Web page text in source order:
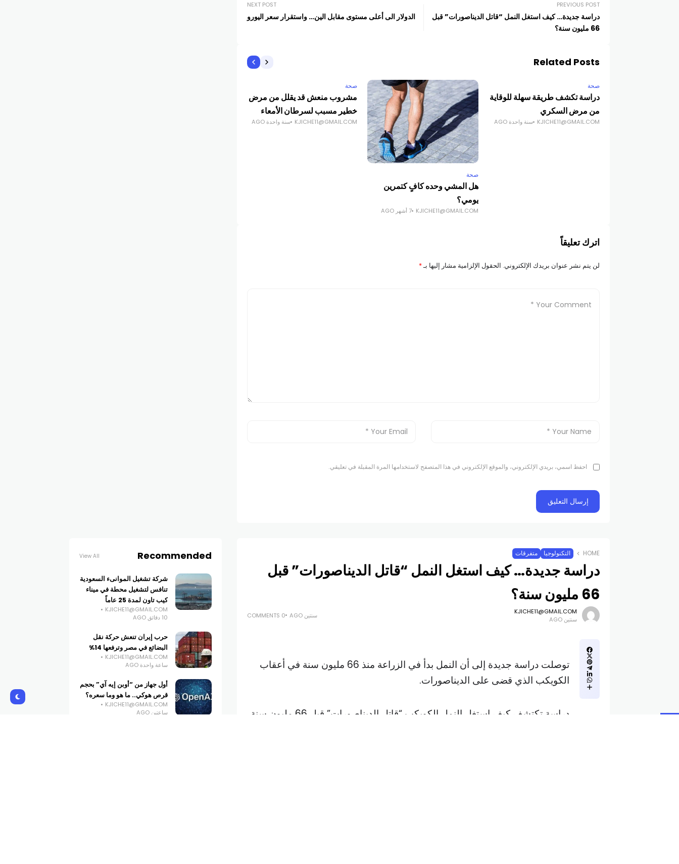
PREVIOUS POST
دراسة جديدة… كيف استغل النمل “قاتل الديناصورات” قبل
66 مليون سنة؟
NEXT POST
الدولار الى أعلى مستوى مقابل الين… واستقرار سعر اليورو
Related Posts
صحة
دراسة تكشف طريقة سهلة للوقاية
من مرض السكري
KJICHE11@GMAIL.COM سنة واحدة AGO
صحة
هل المشي وحده كافٍ كتمرين
يومي؟
KJICHE11@GMAIL.COM 7 أشهر AGO
صحة
مشروب منعش قد يقلل من مرض
خطير مسبب لسرطان الأمعاء
KJICHE11@GMAIL.COM سنة واحدة AGO
اترك تعليقاً
لن يتم نشر عنوان بريدك الإلكتروني. الحقول الإلزامية مشار إليها بـ*
احفظ اسمي، بريدي الإلكتروني، والموقع الإلكتروني في هذا المتصفح لاستخدامها المرة المقبلة في تعليقي.
HOME التكنولوجيا متفرقات
دراسة جديدة… كيف استغل النمل “قاتل الديناصورات” قبل
66 مليون سنة؟
KJICHE11@GMAIL.COM
سنتين AGO
سنتين AGO 0 COMMENTS
توصلت دراسة جديدة إلى أن النمل بدأ في الزراعة منذ 66 مليون سنة في أعقاب
الكويكب الذي قضى على الديناصورات.
دراسة تكتشف كيف استغل النمل الكويكب “قاتل الديناصورات” قبل 66 مليون سنة
Recommended
View All
شركة تشغيل الموانىء السعودية
تنافس لتشغيل محطة في ميناء
كيب تاون لمدة 25 عاماً
KJICHE11@GMAIL.COM
10 دقائق AGO
حرب إيران تنعش حركة نقل
البضائع في مصر وترفعها 14%
KJICHE11@GMAIL.COM
ساعة واحدة AGO
أول جهاز من “أوبن إيه آي” بحجم
قرص هوكي.. ما هو وما سعره؟
KJICHE11@GMAIL.COM
ساعتين AGO